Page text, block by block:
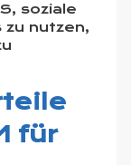
soziale
zu nutzen,
für